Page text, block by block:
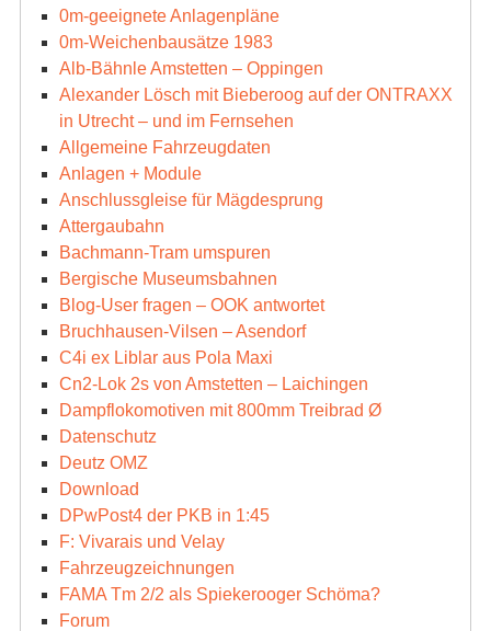
0m-geeignete Anlagenpläne
0m-Weichenbausätze 1983
Alb-Bähnle Amstetten – Oppingen
Alexander Lösch mit Bieberoog auf der ONTRAXX
in Utrecht – und im Fernsehen
Allgemeine Fahrzeugdaten
Anlagen + Module
Anschlussgleise für Mägdesprung
Attergaubahn
Bachmann-Tram umspuren
Bergische Museumsbahnen
Blog-User fragen – OOK antwortet
Bruchhausen-Vilsen – Asendorf
C4i ex Liblar aus Pola Maxi
Cn2-Lok 2s von Amstetten – Laichingen
Dampflokomotiven mit 800mm Treibrad Ø
Datenschutz
Deutz OMZ
Download
DPwPost4 der PKB in 1:45
F: Vivarais und Velay
Fahrzeugzeichnungen
FAMA Tm 2/2 als Spiekerooger Schöma?
Forum